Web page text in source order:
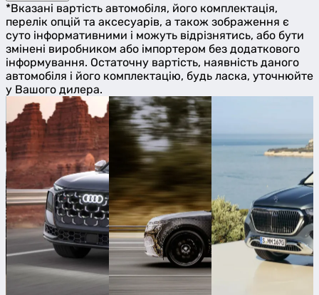
*Вказані вартість автомобіля, його комплектація,
перелік опцій та аксесуарів, а також зображення є
суто інформативними і можуть відрізнятись, або бути
змінені виробником або імпортером без додаткового
інформування. Остаточну вартість, наявність даного
автомобіля і його комплектацію, будь ласка, уточнюйте
у Вашого дилера.